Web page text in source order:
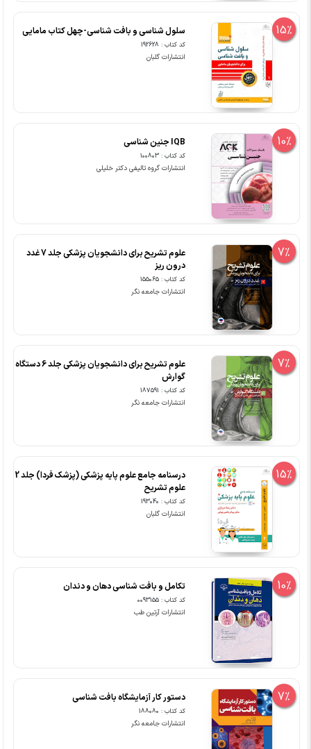
15% سلول شناسی و بافت شناسی-چهل کتاب مامایی
کد کتاب : 192628
انتشارات گلبان
10% IQB جنین شناسی
کد کتاب : 100803
انتشارات گروه تالیفی دکتر خلیلی
7%
علوم تشریح برای دانشجویان پزشکی جلد 7 غدد
درون ریز
کد کتاب : 155065
انتشارات جامعه نگر
7%
علوم تشریح برای دانشجویان پزشکی جلد 6 دستگاه
گوارش
کد کتاب : 187591
انتشارات جامعه نگر
15%
درسنامه جامع علوم پایه پزشکی (پزشک فردا) جلد 2
علوم تشریح
کد کتاب : 193040
انتشارات گلبان
10% تکامل و بافت شناسی دهان و دندان
کد کتاب : 0093155
انتشارات آرتین طب
7% دستور کار آزمایشگاه بافت شناسی
کد کتاب : 188080
انتشارات جامعه نگر